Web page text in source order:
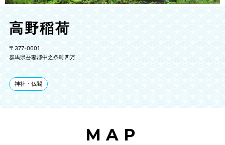
高野稲荷
〒377-0601
群馬県吾妻郡中之条町四万
神社・仏閣
MAP